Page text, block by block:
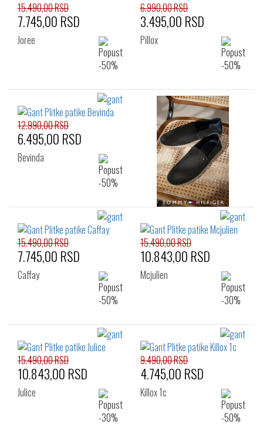
15.490,00 RSD
7.745,00 RSD
Joree
6.990,00 RSD
3.495,00 RSD
Pillox
12.990,00 RSD
6.495,00 RSD
Bevinda
15.490,00 RSD
7.745,00 RSD
Caffay
15.490,00 RSD
10.843,00 RSD
Mcjulien
15.490,00 RSD
10.843,00 RSD
Julice
9.490,00 RSD
4.745,00 RSD
Killox 1c